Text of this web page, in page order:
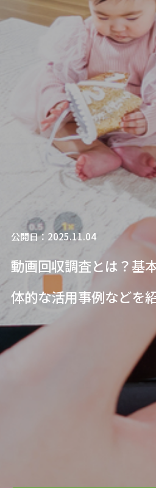
公開日：2025.11.04
動画回収調査とは？基
体的な活用事例などを